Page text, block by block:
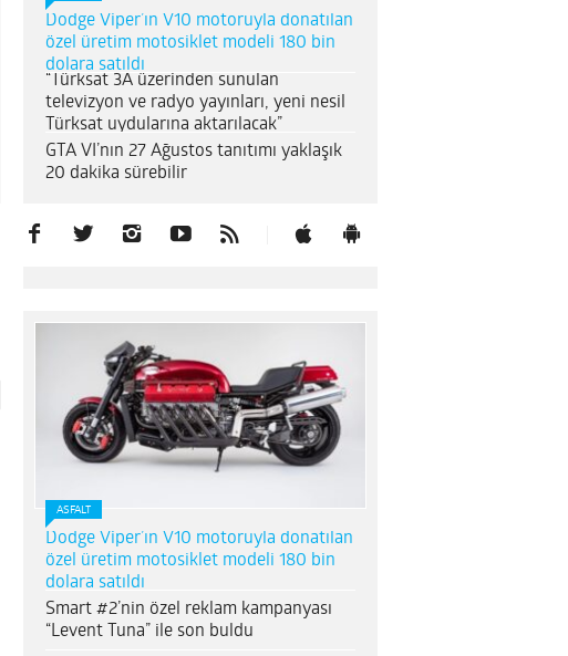
Dodge Viper’ın V10 motoruyla donatılan
özel üretim motosiklet modeli 180 bin
dolara satıldı
“Türksat 3A üzerinden sunulan
televizyon ve radyo yayınları, yeni nesil
Türksat uydularına aktarılacak”
GTA VI’nın 27 Ağustos tanıtımı yaklaşık
20 dakika sürebilir
ASFALT
Dodge Viper’ın V10 motoruyla donatılan
özel üretim motosiklet modeli 180 bin
dolara satıldı
Smart #2’nin özel reklam kampanyası
“Levent Tuna” ile son buldu